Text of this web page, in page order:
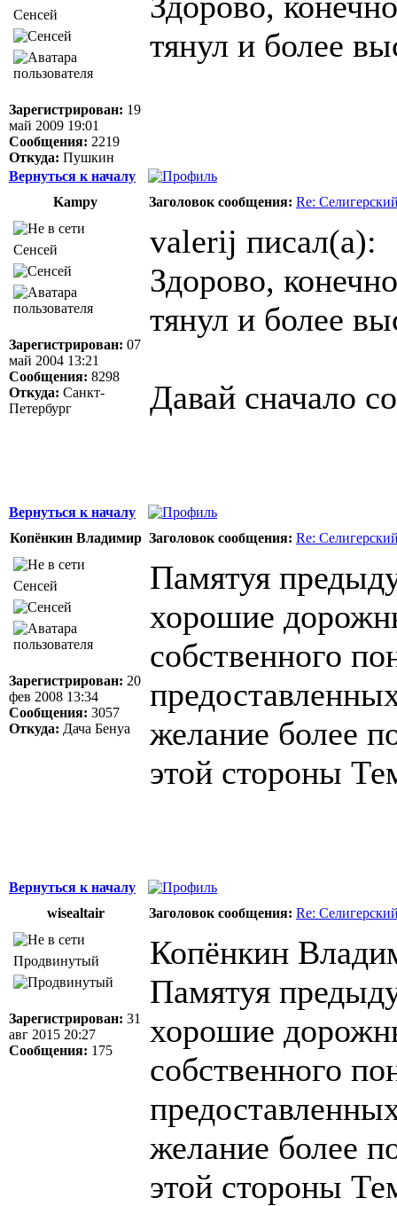
Сенсей
Зарегистрирован: 19
май 2009 19:01
Сообщения: 2219
Откуда: Пушкин
тянул и более
Вернуться к началу
Kampy
Заголовок сообщения: Re:
Сенсей
Зарегистрирован: 07
май 2004 13:21
Сообщения: 8298
Откуда: Санкт-
Петербург
valerij писал(а):
Здорово,
тянул и более
Давай сначало
Вернуться к началу
Копёнкин Владимир Заголовок сообщения: Re:
Сенсей
Зарегистрирован: 20
фев 2008 13:34
Сообщения: 3057
Откуда: Дача Бенуа
Памятуя
хорошие
собственного
желание более
этой стороны
Вернуться к началу
wisealtair
Заголовок сообщения: Re:
Продвинутый
Зарегистрирован: 31
авг 2015 20:27
Сообщения: 175
Копёнкин
Памятуя
хорошие
собственного
желание более
этой стороны